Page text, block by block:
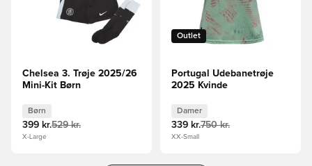
Chelsea 3. Trøje 2025/26
Mini-Kit Børn
Børn
399 kr.529 kr.
X-Large
Outlet
Portugal Udebanetrøje
2025 Kvinde
Damer
339 kr.750 kr.
XX-Small